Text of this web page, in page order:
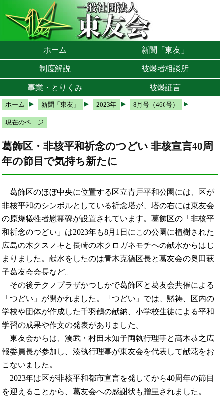
メインメニューへ
サブメニューへ
現在地ナビ（パンくずリスト）へ
ホーム 新聞「東友」
制度解説 被爆者相談所
事業・とりくみ 被爆証言
ホーム 新聞「東友」 2023年 8月号（466号）
現在のページ
葛飾区・非核平和祈念のつどい 非核宣言40周
年の節目で気持ち新たに
葛飾区のほぼ中央に位置する区立青戸平和公園には、区が
非核平和のシンボルとしている祈念塔が、塔の右には東友会
の原爆犠牲者慰霊碑が設置されています。葛飾区の「非核平
和祈念のつどい」は2023年も8月1日にこの公園に植樹された
広島の木クスノキと長崎の木クロガネモチへの献水からはじ
まりました。献水をしたのは青木克德区長と葛友会の奥田萩
子葛友会会長など。
その後テクノプラザかつしかで葛飾区と葛友会共催による
「つどい」が開かれました。「つどい」では、黙祷、区内の
学校や団体が作成した千羽鶴の献納、小学校生徒による平和
学習の成果や作文の発表がありました。
東友会からは、湊武・村田未知子両執行理事と髙木恭之広
報委員長が参加し、湊執行理事が東友会を代表して献花をお
こないました。
2023年は区が非核平和都市宣言を発してから40周年の節目
を迎えることから、葛友会への感謝状も贈呈されました。